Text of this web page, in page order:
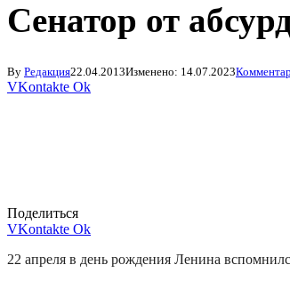
Сенатор от
By Редакция22.04.2013Изменено: 14.07.2023
VKontakte Ok
Поделиться
VKontakte Ok
22 апреля в день рождения Ленина